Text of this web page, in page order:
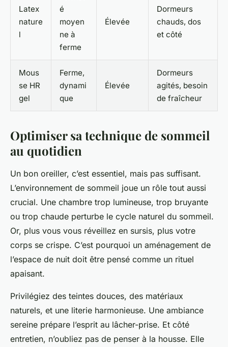
Latex
nature
l
é
moyen
ne à
ferme
Élevée
Dormeurs
chauds, dos
et côté
Mous
se HR
gel
Ferme,
dynami
que
Élevée
Dormeurs
agités, besoin
de fraîcheur
Optimiser sa technique de sommeil
au quotidien
Un bon oreiller, c’est essentiel, mais pas suffisant.
L’environnement de sommeil joue un rôle tout aussi
crucial. Une chambre trop lumineuse, trop bruyante
ou trop chaude perturbe le cycle naturel du sommeil.
Or, plus vous vous réveillez en sursis, plus votre
corps se crispe. C’est pourquoi un aménagement de
l’espace de nuit doit être pensé comme un rituel
apaisant.
Privilégiez des teintes douces, des matériaux
naturels, et une literie harmonieuse. Une ambiance
sereine prépare l’esprit au lâcher-prise. Et côté
entretien, n’oubliez pas de penser à la housse. Elle